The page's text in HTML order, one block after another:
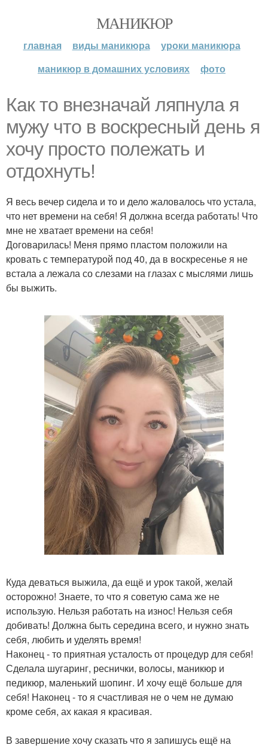
МАНИКЮР
главная виды маникюра
уроки маникюра
маникюр в домашних условиях
фото
Как то внезначай ляпнула я
мужу что в воскресный день я
хочу просто полежать и
отдохнуть!
Я весь вечер сидела и то и дело жаловалось что устала,
что нет времени на себя! Я должна всегда работать! Что
мне не хватает времени на себя!
Договарилась! Меня прямо пластом положили на
кровать с температурой под 40, да в воскресенье я не
встала а лежала со слезами на глазах с мыслями лишь
бы выжить.
Куда деваться выжила, да ещё и урок такой, желай
осторожно! Знаете, то что я советую сама же не
использую. Нельзя работать на износ! Нельзя себя
добивать! Должна быть середина всего, и нужно знать
себя, любить и уделять время!
Наконец - то приятная усталость от процедур для себя!
Сделала шугаринг, реснички, волосы, маникюр и
педикюр, маленький шопинг. И хочу ещё больше для
себя! Наконец - то я счастливая не о чем не думаю
кроме себя, ах какая я красивая.
В завершение хочу сказать что я запишусь ещё на